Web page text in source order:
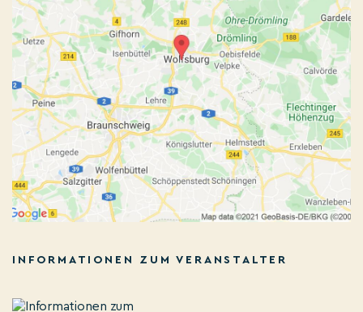
INFORMATIONEN ZUM VERANSTALTER